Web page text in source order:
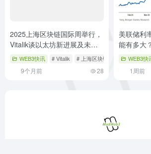
2025上海区块链国际周举行，
Vitalik谈以太坊新进展及未来
应用WEB3快讯 # Vitalik # 上海区块链国际周 # 以太
9个月前 28
美联储利
能有多大
WEB3快
1周前